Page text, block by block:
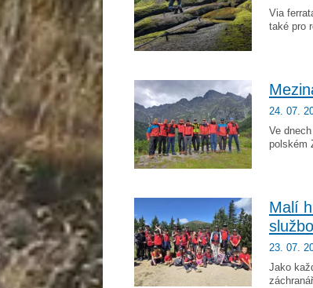
Via
také pro
24. 07.
Ve
polském
Malí
23. 07.
Jako